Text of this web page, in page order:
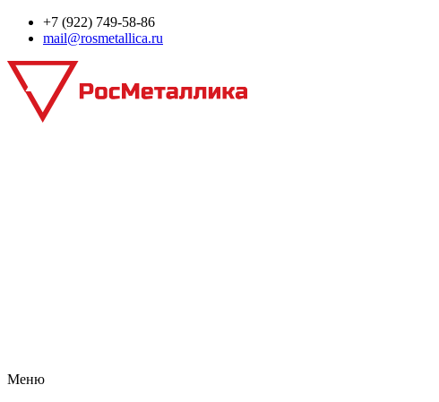
+7 (922) 749‑58‑86
mail@rosmetallica.ru
Меню